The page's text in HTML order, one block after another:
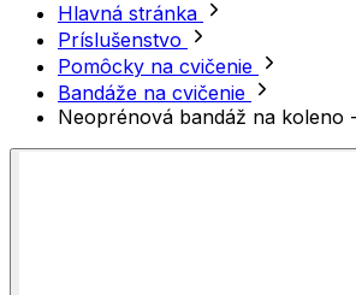
Hlavná stránka
Príslušenstvo
Pomôcky na cvičenie
Bandáže na cvičenie
Neoprénová bandáž na koleno